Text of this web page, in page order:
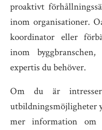
proaktivt
inom organisationer.
koordinator eller
inom
expertis du behöver.
Om du är
utbildningsmöjligheter
mer information